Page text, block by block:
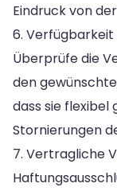
Eindruck von
6. Verfügbarkeit
Überprüfe die
den
dass sie flexibel
Stornierungen
7. Vertragliche